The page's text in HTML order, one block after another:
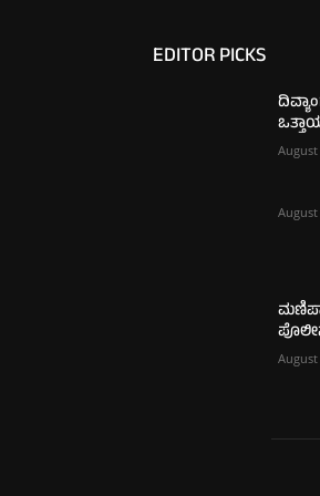
EDITOR PICKS
August
August
August